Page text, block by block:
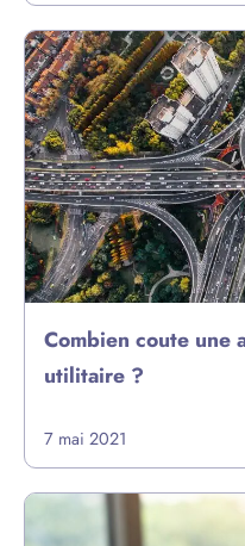
Combien coute une
utilitaire ?
7 mai 2021